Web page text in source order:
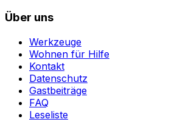
Über uns
Werkzeuge
Wohnen für Hilfe
Kontakt
Datenschutz
Gastbeiträge
FAQ
Leseliste